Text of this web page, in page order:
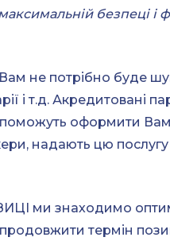
безпеці і
не потрібно буде
і т.д. Акредитовані
оформити
надають цю
ми знаходимо
термін